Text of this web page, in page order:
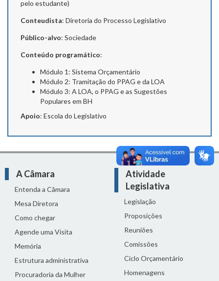
pelo estudante)
Conteudista: Diretoria do Processo Legislativo
Público-alvo: Sociedade
Conteúdo programático:
Módulo 1: Sistema Orçamentário
Módulo 2: Tramitação do PPAG e da LOA
Módulo 3: A LOA, o PPAG e as Sugestões
Populares em BH
Apoio: Escola do Legislativo
A Câmara
Entenda a Câmara
Mesa Diretora
Como chegar
Agende uma Visita
Memória
Estrutura administrativa
Procuradoria da Mulher
Atividade
Legislativa
Legislação
Proposições
Reuniões
Comissões
Ciclo Orçamentário
Homenagens